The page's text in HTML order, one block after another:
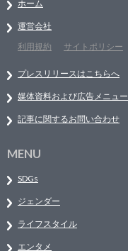
ホーム
運営会社
利用規約
サイトポリシー
プレスリリースはこちらへ
媒体資料および広告メニュー
記事に関するお問い合わせ
MENU
SDGs
ジェンダー
ライフスタイル
エンタメ